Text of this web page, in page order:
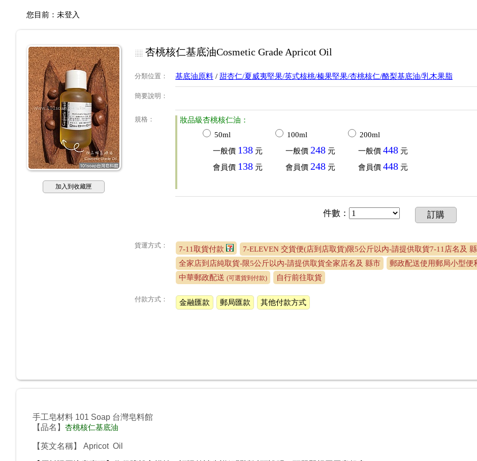
您目前： 未登入
加入到收藏匣
杏桃核仁基底油Cosmetic Grade Apricot Oil
分類位置 ： 基底油原料 / 甜杏仁/夏威夷堅果/英式核桃/榛果堅果/杏桃核仁/酪梨基底油/乳木果脂
簡要說明 ：
規格 ：
妝品級杏桃核仁油：
50ml
一般價 138 元
會員價 138 元
100ml
一般價 248 元
會員價 248 元
200ml
一般價 448 元
會員價 448 元
件數 ： 訂購
貨運方式： 7-11取貨付款
7-ELEVEN 交貨便(店到店取貨)限5公斤以內-請提供取貨7-11店名及
全家店到店純取貨-限5公斤以內-請提供取貨全家店名及 縣市
郵政配送使用郵局小型便
中華郵政配送 (可選貨到付款) 自行前往取貨
付款方式： 金融匯款 郵局匯款 其他付款方式
手工皂材料 101 Soap 台灣皂料館
【品名】 杏桃核仁基底油
【英文名稱】 Apricot Oil